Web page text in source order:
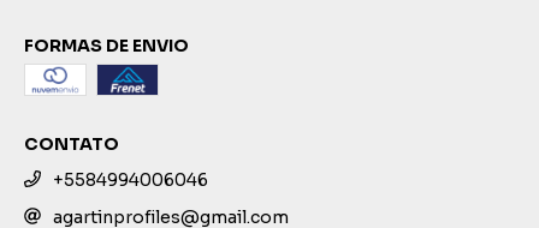
FORMAS DE ENVIO
CONTATO
+5584994006046
agartinprofiles@gmail.com